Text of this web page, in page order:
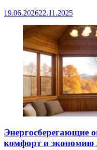
19.06.202622.11.2025
Энергосберегающие
комфорт и экономию